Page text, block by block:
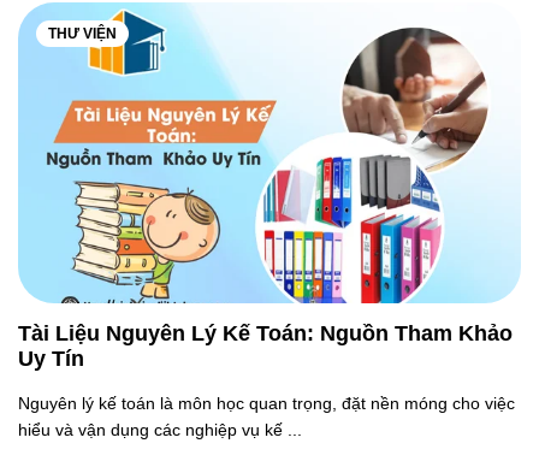
THƯ VIỆN
Tài Liệu Nguyên Lý Kế Toán: Nguồn Tham Khảo
Uy Tín
Nguyên lý kế toán là môn học quan trọng, đặt nền móng cho việc
hiểu và vận dụng các nghiệp vụ kế ...